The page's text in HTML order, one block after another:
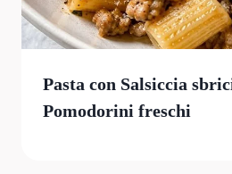
Pasta con Salsiccia
Pomodorini freschi